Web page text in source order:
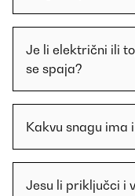
Je li električni ili
se spaja?
Kakvu snagu ima
Jesu li priključci i